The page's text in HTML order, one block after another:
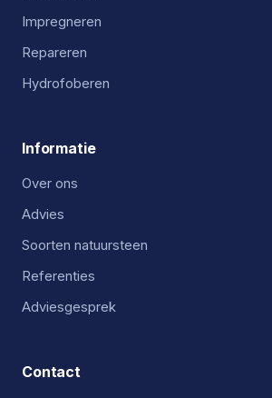
Impregneren
Repareren
Hydrofoberen
Informatie
Over ons
Advies
Soorten natuursteen
Referenties
Adviesgesprek
Contact